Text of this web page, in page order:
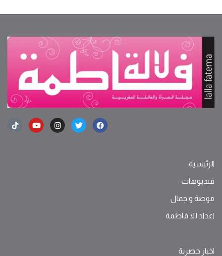
الرئيسية
فيديوهات
موضة ‫و‬ ‫‬‫جمال‬
اعداد للا فاطمة
اخبار حصرية